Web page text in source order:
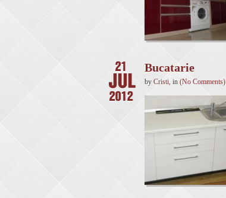
Bucatarie
by Cristi, in (No Comments)